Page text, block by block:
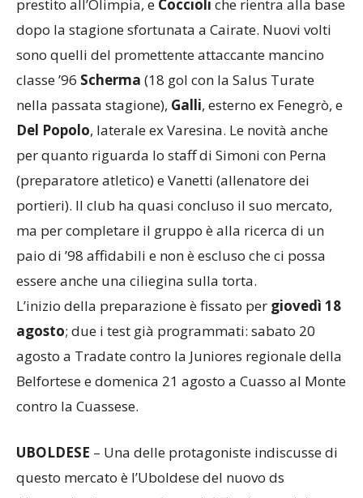
dopo la stagione sfortunata a Cairate. Nuovi volti
sono quelli del promettente attaccante mancino
classe ’96Scherma(18 gol con la Salus Turate
nella passata stagione),Galli, esterno ex Fenegrò, e
Del Popolo, laterale ex Varesina. Le novità anche
per quanto riguarda lo staff di Simoni con Perna
(preparatore atletico) e Vanetti (allenatore dei
portieri). Il club ha quasi concluso il suo mercato,
ma per completare il gruppo è alla ricerca di un
paio di ’98 affidabili e non è escluso che ci possa
essere anche una ciliegina sulla torta.
L’inizio della preparazione è fissato per
agosto ; due i test già programmati: sabato 20
agosto a Tradate contro la Juniores regionale della
Belfortese e domenica 21 agosto a Cuasso al Monte
contro la Cuassese.
questo mercato è l’Uboldese del nuovo ds
Alessandro Amato, arrivato dal Tradate, e del